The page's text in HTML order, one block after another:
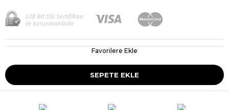
Favorilere Ekle